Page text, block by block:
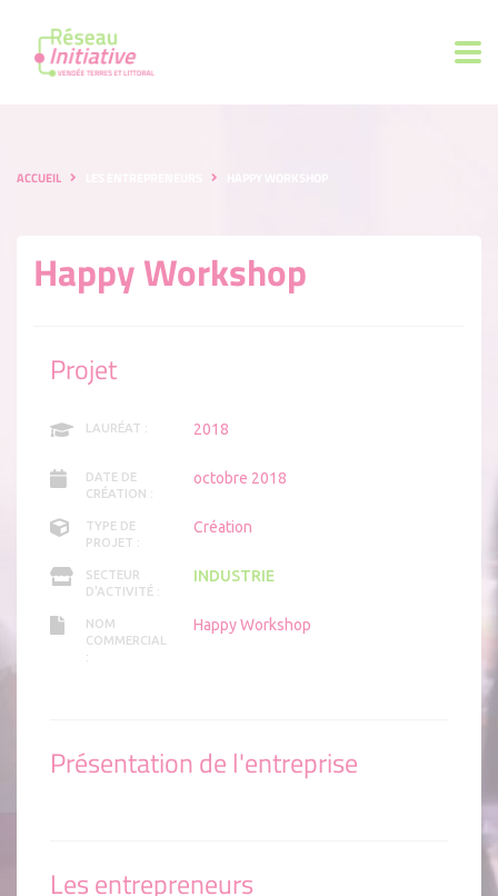
ACCUEIL
Happy Workshop
Projet
LAURÉAT : 2018
DATE DE
CRÉATION :
octobre 2018
TYPE DE
PROJET :
Création
SECTEUR
D'ACTIVITÉ :
INDUSTRIE
NOM
COMMERCIAL
:
Happy Workshop
Présentation de l'entreprise
Les entrepreneurs